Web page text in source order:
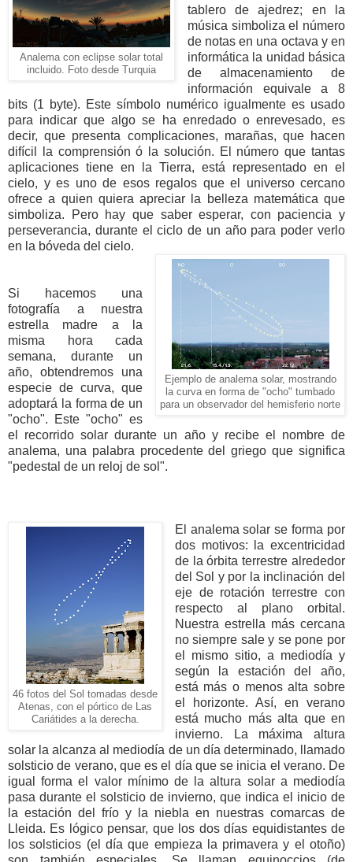
Analema con eclipse solar total
incluido. Foto desde Turquia
tablero de ajedrez; en la
música simboliza el número
de notas en una octava y en
informática la unidad básica
de almacenamiento de
información equivale a 8
bits (1 byte). Este símbolo numérico igualmente es usado
para indicar que algo se ha enredado o enrevesado, es
decir, que presenta complicaciones, marañas, que hacen
difícil la comprensión ó la solución. El número que tantas
aplicaciones tiene en
la Tierra, está representado en el
cielo, y es uno de esos regalos que el universo cercano
ofrece a quien quiera apreciar la belleza matemática que
simboliza. Pero hay que saber esperar, con paciencia y
perseverancia, durante el ciclo de un año para poder verlo
en la bóveda del cielo.
Ejemplo de analema solar, mostrando
la curva en forma de "ocho" tumbado
para un observador del hemisferio norte
Si hacemos una
fotografía a nuestra
estrella madre a la
misma hora cada
semana, durante un
año, obtendremos una
especie de curva, que
adoptará la forma de un
"ocho". Este "ocho" es
el recorrido solar durante un año y recibe el nombre de
analema, una palabra procedente del griego que significa
"pedestal de un reloj de sol".
46 fotos del Sol tomadas desde
Atenas, con el pórtico de Las
Cariátides a la derecha.
El analema solar se forma por
dos motivos: la excentricidad
de la órbita terrestre alrededor
del Sol y por la inclinación del
eje de rotación terrestre con
respecto al plano orbital.
Nuestra estrella más cercana
no siempre sale y se pone por
el mismo sitio, a mediodía y
según la estación del año,
está más o menos alta sobre
el horizonte. Así, en verano
está mucho más alta que en
invierno. La máxima altura
solar la alcanza al mediodía de un día determinado, llamado
solsticio de verano, que es el día que se inicia el verano. De
igual forma el valor mínimo de la altura solar a mediodía
pasa durante el solsticio de invierno, que indica el inicio de
la estación del frío y la niebla en nuestras comarcas de
Lleida. Es lógico pensar, que los dos días equidistantes de
los solsticios (el día que empieza la primavera y el otoño)